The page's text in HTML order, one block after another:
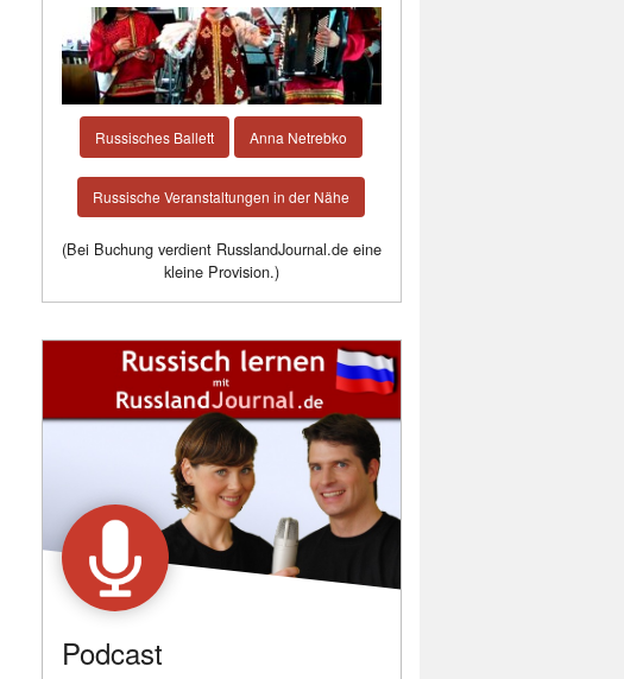
Russisches Ballett Anna Netrebko
Russische Veranstaltungen in der Nähe
(Bei Buchung verdient RusslandJournal.de eine
kleine Provision.)
Podcast